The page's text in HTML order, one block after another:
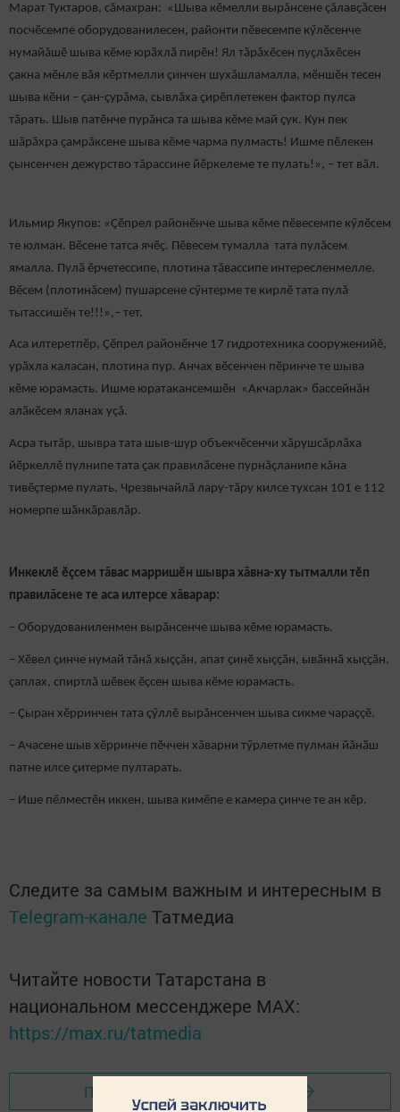
Марат Туктаров, сӑмахран: «Шыва кӗмелли вырăнсене çăлавçăсен
посчӗсемпе оборудованилесен, районти пӗвесемпе кӳлӗсенче
нумайăшӗ шыва кӗме юрӑхлӑ пирӗн! Ял тăрăхӗсен пуçлăхӗсен
ҫакна мӗнле вăя кӗртмелли ҫинчен шухӑшламалла, мӗншӗн тесен
шыва кӗни – çан-çурăма, сывлӑха ҫирӗплетекен фактор пулса
тăрать. Шыв патӗнче пурăнса та шыва кӗме май ҫук. Кун пек
шăрăхра ҫамрӑксене шыва кӗме чарма пулмасть! Ишме пӗлекен
çынсенчен дежурство тăрассине йӗркелеме те пулать!», – тет вӑл.
Ильмир Якупов: «Ҫӗпрел районӗнче шыва кӗме пӗвесемпе кӳлӗсем
те юлман. Вӗсене татса ячӗҫ. Пӗвесем тумалла тата пулăсем
ямалла. Пулӑ ӗрчетессипе, плотина тӑвассипе интересленмелле.
Вӗсем (плотинăсем) пушарсене сӳнтерме те кирлӗ тата пулӑ
тытассишӗн те!!!»,– тет.
Аса илтеретпӗр, Ҫӗпрел районӗнче 17 гидротехника сооруженийӗ,
урӑхла каласан, плотина пур. Анчах вӗсенчен пӗринче те шыва
кӗме юрамасть. Ишме юратакансемшӗн «Акчарлак» бассейнăн
алӑкӗсем яланах уçă.
Асра тытăр, шывра тата шыв-шур объекчӗсенчи хӑрушсӑрлӑха
йӗркеллӗ пулнипе тата ҫак правилӑсене пурнăçланипе кăна
тивӗçтерме пулать. Чрезвычайлӑ лару-тӑру килсе тухсан 101 е 112
номерпе шӑнкӑравлӑр.
Инкеклӗ ӗçсем тăвас марришӗн шывра хăвна-ху тытмалли тӗп
правилăсене те аса илтерсе хăварар:
– Оборудованиленмен вырӑнсенче шыва кӗме юрамасть.
– Хӗвел ҫинче нумай тăнă хыççăн, апат ҫинӗ хыҫҫӑн, ывӑннӑ хыҫҫӑн,
çаплах, спиртлă шӗвек ӗçсен шыва кӗме юрамасть.
– Ҫыран хӗрринчен тата çӳллӗ вырăнсенчен шыва сикме чараççӗ.
– Ачасене шыв хӗрринче пӗччен хӑварни тӳрлетме пулман йӑнӑш
патне илсе ҫитерме пултарать.
– Ише пӗлместӗн иккен, шыва кимӗпе е камера çинче те ан кӗр.
Следите за самым важным и интересным в
Telegram-канале Татмедиа
Читайте новости Татарстана в
национальном мессенджере MАХ:
https://max.ru/tatmedia
Перейти на страницу новости